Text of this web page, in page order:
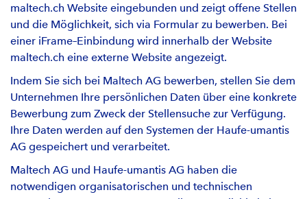
maltech.ch Website eingebunden und zeigt offene Stellen
und die Möglichkeit, sich via Formular zu bewerben. Bei
einer iFrame–Einbindung wird innerhalb der Website
maltech.ch eine externe Website angezeigt.
Indem Sie sich bei Maltech AG bewerben, stellen Sie dem
Unternehmen Ihre persönlichen Daten über eine konkrete
Bewerbung zum Zweck der Stellensuche zur Verfügung.
Ihre Daten werden auf den Systemen der Haufe-umantis
AG gespeichert und verarbeitet.
Maltech AG und Haufe-umantis AG haben die
notwendigen organisatorischen und technischen